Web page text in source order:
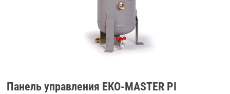
Панель управления ЕКО-МАSТЕR РI